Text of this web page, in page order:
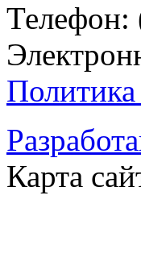
Телефон:
Карта